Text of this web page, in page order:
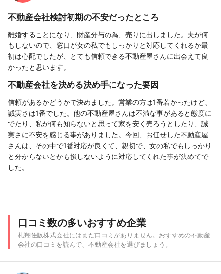
不動産会社検討初期の不安だったところ
離婚することになり、財産分与の為、売りに出しました。夫が何
もしないので、窓口が女の私でもしっかりと対応してくれるか最
初は心配でしたが、とても信頼できる不動産屋さんに出会えて良
かったと思います。
不動産会社を決める決め手になった要因
信頼があるかどうかで決めました。営業の方は1番若かったけど、
誠実さは1番でした。他の不動産屋さんは不満な事があると態度に
でたり、私が何も知らないと思って家を安く売ろうとしたり、誠
実さに不安を感じる事がありました。今回、お任せした不動産屋
さんは、その中で1番対応が良くて、親切で、女の私でもしっかり
と分からないとかも損しないように対応してくれた事が決めてで
した。
口コミ数の多いおすすめ企業
札翔住販株式会社にはまだ口コミがありません。おすすめの不動産
会社の口コミを読んで、不動産会社を選びましょう。